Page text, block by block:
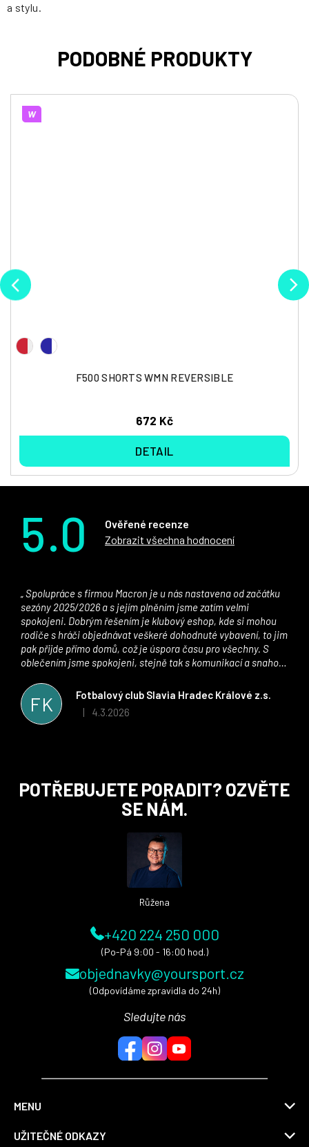
a stylu.
W
F500 SHORTS WMN REVERSIBLE
672 Kč
DETAIL
5.0
Ověřené recenze
Zobrazit všechna hodnocení
FK
Fotbalový club Slavia Hradec Králové z.s.
Hodnocení obchodu je 5 z 5 hvězdiček.
| 4.3.2026
sezóny 2025/2026 a s jejím plněním jsme zatím velmi
spokojeni. Dobrým řešením je klubový eshop, kde si mohou
rodiče s hráči objednávat veškeré dohodnuté vybavení, to jim
pak přijde přímo domů, což je úspora času pro všechny. S
oblečením jsme spokojeni, stejně tak s komunikací a snahou
stran. Věříme, že v tomto duchu bude spolupráce pokračovat
i nadále, nyní už začínáme řešit i první sady dresů ;)
POTŘEBUJETE PORADIT? OZVĚTE
SE NÁM.
Růžena
+420 224 250 000
(Po-Pá 9:00 - 16:00 hod.)
objednavky@yoursport.cz
(Odpovídáme zpravidla do 24h)
Sledujte nás
MENU
UŽITEČNÉ ODKAZY